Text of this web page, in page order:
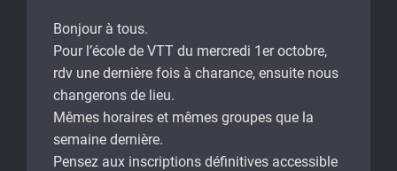
Bonjour à tous.
Pour l’école de VTT du mercredi 1er octobre,
rdv une dernière fois à charance, ensuite nous
changerons de lieu.
Mêmes horaires et mêmes groupes que la
semaine dernière.
Pensez aux inscriptions définitives accessible